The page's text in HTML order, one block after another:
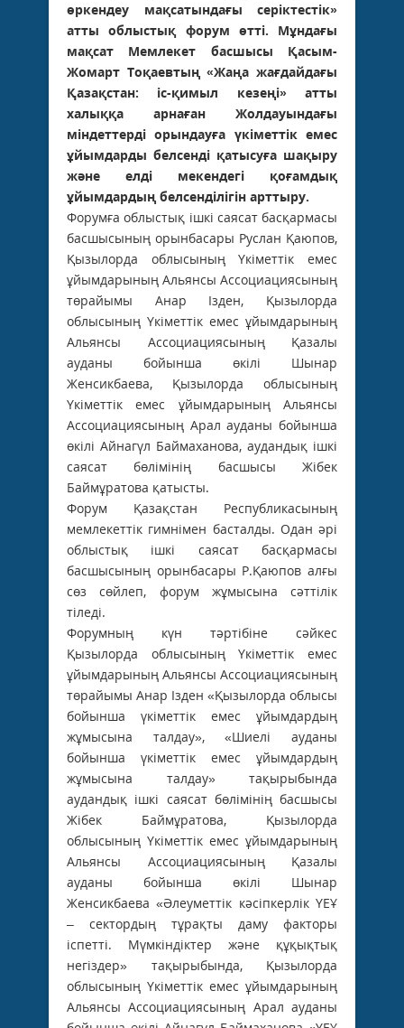
өркендеу мақсатындағы серіктестік»
атты облыстық форум өтті. Мұндағы
мақсат Мемлекет басшысы Қасым-
Жомарт Тоқаевтың «Жаңа жағдайдағы
Қазақстан: іс-қимыл кезеңі» атты
халыққа арнаған Жолдауындағы
міндеттерді орындауға үкіметтік емес
ұйымдарды белсенді қатысуға шақыру
және елді мекендегі қоғамдық
ұйымдардың белсенділігін арттыру.
Форумға облыстық ішкі саясат басқармасы
басшысының орынбасары Руслан Қаюпов,
Қызылорда облысының Үкіметтік емес
ұйымдарының Альянсы Ассоциациясының
төрайымы Анар Ізден, Қызылорда
облысының Үкіметтік емес ұйымдарының
Альянсы Ассоциациясының Қазалы
ауданы бойынша өкілі Шынар
Женсикбаева, Қызылорда облысының
Үкіметтік емес ұйымдарының Альянсы
Ассоциациясының Арал ауданы бойынша
өкілі Айнагүл Баймаханова, аудандық ішкі
саясат бөлімінің басшысы Жібек
Баймұратова қатысты.
Форум Қазақстан Республикасының
мемлекеттік гимнімен басталды. Одан әрі
облыстық ішкі саясат басқармасы
басшысының орынбасары Р.Қаюпов алғы
сөз сөйлеп, форум жұмысына сәттілік
тіледі.
Форумның күн тәртібіне сәйкес
Қызылорда облысының Үкіметтік емес
ұйымдарының Альянсы Ассоциациясының
төрайымы Анар Ізден «Қызылорда облысы
бойынша үкіметтік емес ұйымдардың
жұмысына талдау», «Шиелі ауданы
бойынша үкіметтік емес ұйымдардың
жұмысына талдау» тақырыбында
аудандық ішкі саясат бөлімінің басшысы
Жібек Баймұратова, Қызылорда
облысының Үкіметтік емес ұйымдарының
Альянсы Ассоциациясының Қазалы
ауданы бойынша өкілі Шынар
Женсикбаева «Әлеуметтік кәсіпкерлік ҮЕҰ
– сектордың тұрақты даму факторы
іспетті. Мүмкіндіктер және құқықтық
негіздер» тақырыбында, Қызылорда
облысының Үкіметтік емес ұйымдарының
Альянсы Ассоциациясының Арал ауданы